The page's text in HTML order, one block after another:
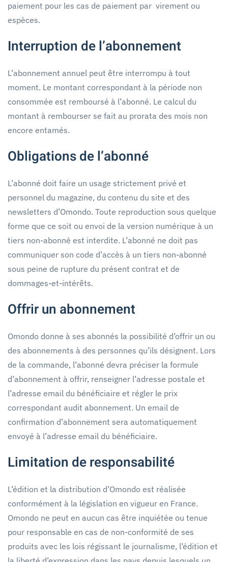
paiement pour les cas de paiement par virement ou
espèces.
Interruption de l’abonnement
L’abonnement annuel peut être interrompu à tout
moment. Le montant correspondant à la période non
consommée est remboursé à l’abonné. Le calcul du
montant à rembourser se fait au prorata des mois non
encore entamés.
Obligations de l’abonné
L’abonné doit faire un usage strictement privé et
personnel du magazine, du contenu du site et des
newsletters d’Omondo. Toute reproduction sous quelque
forme que ce soit ou envoi de la version numérique à un
tiers non-abonné est interdite. L’abonné ne doit pas
communiquer son code d’accès à un tiers non-abonné
sous peine de rupture du présent contrat et de
dommages-et-intérêts.
Offrir un abonnement
Omondo donne à ses abonnés la possibilité d’offrir un ou
des abonnements à des personnes qu’ils désignent. Lors
de la commande, l’abonné devra préciser la formule
d’abonnement à offrir, renseigner l’adresse postale et
l’adresse email du bénéficiaire et régler le prix
correspondant audit abonnement. Un email de
confirmation d’abonnement sera automatiquement
envoyé à l’adresse email du bénéficiaire.
Limitation de responsabilité
L’édition et la distribution d’Omondo est réalisée
conformément à la législation en vigueur en France.
Omondo ne peut en aucun cas être inquiétée ou tenue
pour responsable en cas de non-conformité de ses
produits avec les lois régissant le journalisme, l’édition et